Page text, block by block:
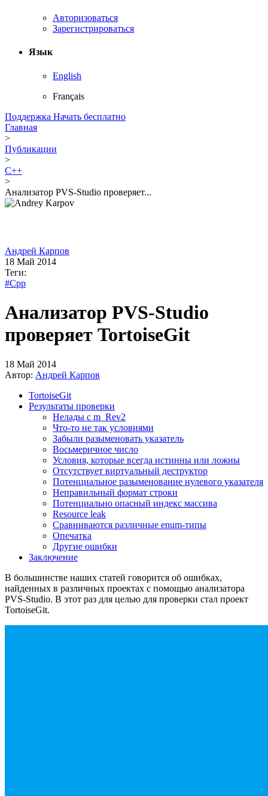
Авторизоваться
Зарегистрироваться
Язык
English
Français
Поддержка Начать бесплатно
Главная
>
Публикации
>
C++
>
Анализатор PVS-Studio проверяет...
Андрей Карпов
18 Май 2014
Теги:
#Cpp
Анализатор PVS-Studio
проверяет TortoiseGit
18 Май 2014
Автор: Андрей Карпов
TortoiseGit
Результаты проверки
Нелады с m_Rev2
Что-то не так условиями
Забыли разыменовать указатель
Восьмеричное число
Условия, которые всегда истинны или ложны
Отсутствует виртуальный деструктор
Потенциальное разыменование нулевого указателя
Неправильный формат строки
Потенциально опасный индекс массива
Resource leak
Сравниваются различные enum-типы
Опечатка
Другие ошибки
Заключение
В большинстве наших статей говорится об ошибках,
найденных в различных проектах с помощью анализатора
PVS-Studio. В этот раз для целью для проверки стал проект
TortoiseGit.